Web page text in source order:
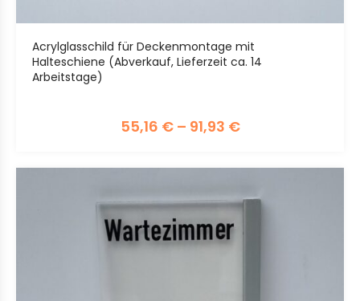
Acrylglasschild für Deckenmontage mit
Halteschiene (Abverkauf, Lieferzeit ca. 14
Arbeitstage)
55,16 €– 91,93 €